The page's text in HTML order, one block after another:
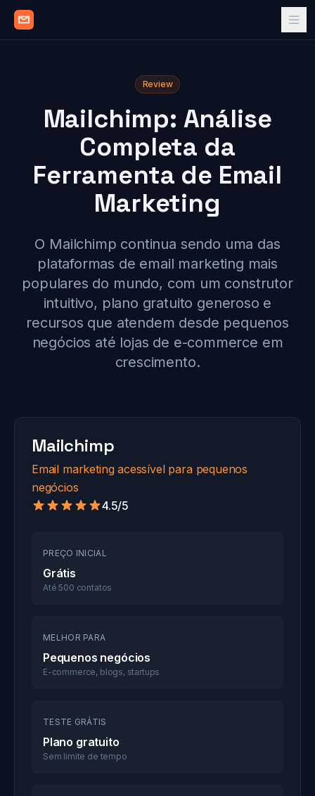
Review
Mailchimp: Análise
Completa da
Ferramenta de Email
Marketing
O Mailchimp continua sendo uma das
plataformas de email marketing mais
populares do mundo, com um construtor
intuitivo, plano gratuito generoso e
recursos que atendem desde pequenos
negócios até lojas de e-commerce em
crescimento.
Mailchimp
Email marketing acessível para pequenos
negócios
4.5/5
PREÇO INICIAL
Grátis
Até 500 contatos
MELHOR PARA
Pequenos negócios
E-commerce, blogs, startups
TESTE GRÁTIS
Plano gratuito
Sem limite de tempo